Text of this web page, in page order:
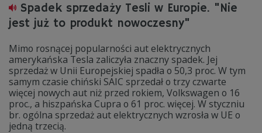
Spadek sprzedaży Tesli w Europie. "Nie
jest już to produkt nowoczesny"
Mimo rosnącej popularności aut elektrycznych
amerykańska Tesla zaliczyła znaczny spadek. Jej
sprzedaż w Unii Europejskiej spadła o 50,3 proc. W tym
samym czasie chiński SAIC sprzedał o trzy czwarte
więcej nowych aut niż przed rokiem, Volkswagen o 16
proc., a hiszpańska Cupra o 61 proc. więcej. W styczniu
br. ogólna sprzedaż aut elektrycznych wzrosła w UE o
jedną trzecią.